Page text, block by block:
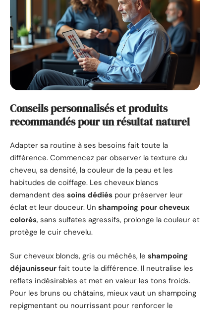
Conseils personnalisés et produits
recommandés pour un résultat naturel
Adapter sa routine à ses besoins fait toute la
différence. Commencez par observer la texture du
cheveu, sa densité, la couleur de la peau et les
habitudes de coiffage. Les cheveux blancs
demandent des soins dédiés pour préserver leur
éclat et leur douceur. Un shampoing pour cheveux
colorés, sans sulfates agressifs, prolonge la couleur et
protège le cuir chevelu.
Sur cheveux blonds, gris ou méchés, le shampoing
déjaunisseur fait toute la différence. Il neutralise les
reflets indésirables et met en valeur les tons froids.
Pour les bruns ou châtains, mieux vaut un shampoing
repigmentant ou nourrissant pour renforcer le